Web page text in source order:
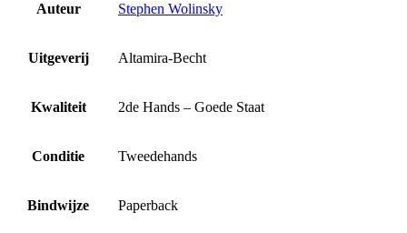
Auteur Stephen Wolinsky
Uitgeverij Altamira-Becht
Kwaliteit 2de Hands – Goede Staat
Conditie Tweedehands
Bindwijze Paperback